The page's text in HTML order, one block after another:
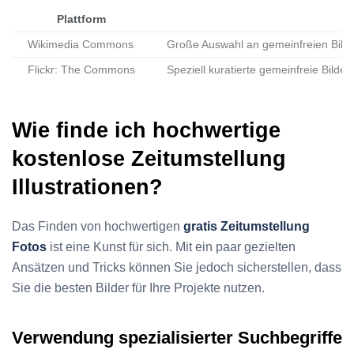
Plattform
Wikimedia Commons Große Auswahl an gemeinfreien
Flickr: The Commons Speziell kuratierte gemeinfreie
Wie finde ich hochwertige
kostenlose Zeitumstellung
Illustrationen?
Das Finden von hochwertigen gratis Zeitumstellung
Fotos ist eine Kunst für sich. Mit ein paar gezielten
Ansätzen und Tricks können Sie jedoch sicherstellen, dass
Sie die besten Bilder für Ihre Projekte nutzen.
Verwendung spezialisierter Suchbegriffe